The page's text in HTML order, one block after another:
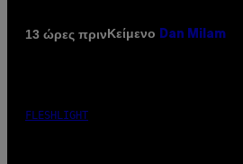
13 ώρες πρινΚείμενο Dan Milam
FLESHLIGHT